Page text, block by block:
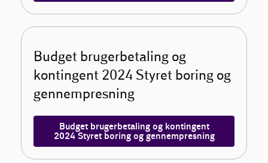
Budget brugerbetaling og
kontingent 2024 Styret boring og
gennempresning
Budget brugerbetaling og kontingent
2024 Styret boring og gennempresning